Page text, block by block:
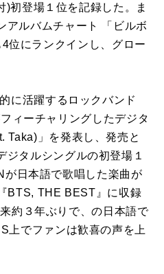
)初登場１位を記録した。ま
アルバムチャート 「ビルボ
位にランクインし、グロー
に活躍するロックバンド
ィーチャリングしたデジタ
Taka)」を発表し、発売と
ジタルシングルの初登場１
日本語で歌唱した楽曲が
BTS, THE BEST』に収録
約３年ぶりで、の日本語で
上でファンは歓喜の声を上